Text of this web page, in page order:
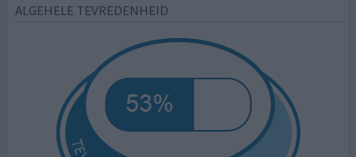
ALGEHELE TEVREDENHEID